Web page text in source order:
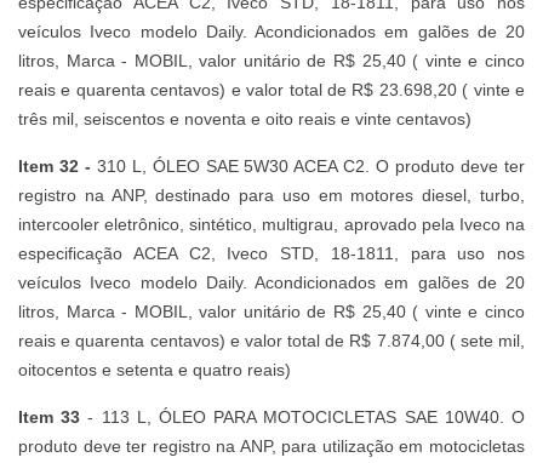
veículos Iveco modelo Daily. Acondicionados em galões de 20
litros, Marca - MOBIL, valor unitário de R$ 25,40 ( vinte e cinco
reais e quarenta centavos) e valor total de R$ 23.698,20 ( vinte e
três mil, seiscentos e noventa e oito reais e vinte centavos)
Item 32 - 310 L, ÓLEO SAE 5W30 ACEA C2. O produto deve ter
registro na ANP, destinado para uso em motores diesel, turbo,
intercooler eletrônico, sintético, multigrau, aprovado pela Iveco na
especificação ACEA C2, Iveco STD, 18-1811, para uso nos
veículos Iveco modelo Daily. Acondicionados em galões de 20
litros, Marca - MOBIL, valor unitário de R$ 25,40 ( vinte e cinco
reais e quarenta centavos) e valor total de R$ 7.874,00 ( sete mil,
oitocentos e setenta e quatro reais)
Item 33 - 113 L, ÓLEO PARA MOTOCICLETAS SAE 10W40. O
produto deve ter registro na ANP, para utilização em motocicletas